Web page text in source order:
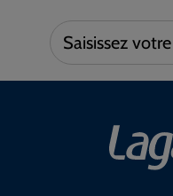
Saisissez
votre